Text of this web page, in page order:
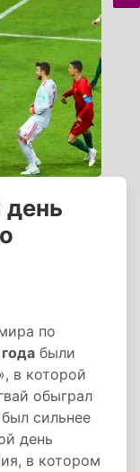
день
по
были
в которой
обыграл
сильнее
день
в котором